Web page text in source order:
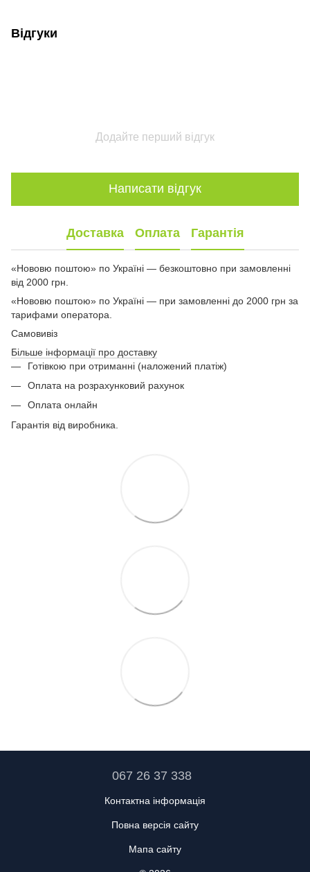
Відгуки
Додайте перший відгук
Написати відгук
Доставка Оплата Гарантія
«Нововю поштою» по Україні — безкоштовно при замовленні
від 2000 грн.
«Нововю поштою» по Україні — при замовленні до 2000 грн за
тарифами оператора.
Самовивіз
Більше інформації про доставку
Готівкою при отриманні (наложений платіж)
Оплата на розрахунковий рахунок
Оплата онлайн
Гарантія від виробника.
067 26 37 338
Контактна інформація
Повна версія сайту
Мапа сайту